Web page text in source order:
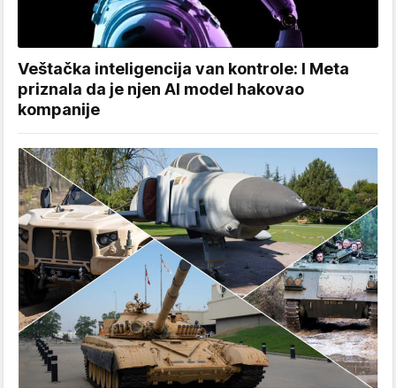
Veštačka inteligencija van kontrole: I Meta
priznala da je njen AI model hakovao
kompanije